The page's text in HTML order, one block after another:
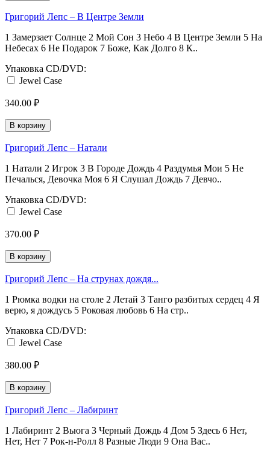
Григорий Лепс ‎– В Центре Земли
1 Замерзает Солнце 2 Мой Сон 3 Небо 4 В Центре Земли 5 На
Небесах 6 Не Подарок 7 Боже, Как Долго 8 К..
Упаковка CD/DVD:
Jewel Case
340.00 ₽
В корзину
Григорий Лепс ‎– Натали
1 Натали 2 Игрок 3 В Городе Дождь 4 Раздумья Мои 5 Не
Печалься, Девочка Моя 6 Я Слушал Дождь 7 Девчо..
Упаковка CD/DVD:
Jewel Case
370.00 ₽
В корзину
Григорий Лепс ‎– На струнах дождя...
1 Рюмка водки на столе 2 Летай 3 Танго разбитых сердец 4 Я
верю, я дождусь 5 Роковая любовь 6 На стр..
Упаковка CD/DVD:
Jewel Case
380.00 ₽
В корзину
Григорий Лепс ‎– Лабиринт
1 Лабиринт 2 Вьюга 3 Черный Дождь 4 Дом 5 Здесь 6 Нет,
Нет, Нет 7 Рок-н-Ролл 8 Разные Люди 9 Она Bac..